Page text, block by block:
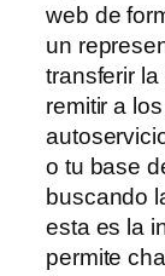
web de
un
transferir
remitir a
o tu base
buscando
esta es la
permite